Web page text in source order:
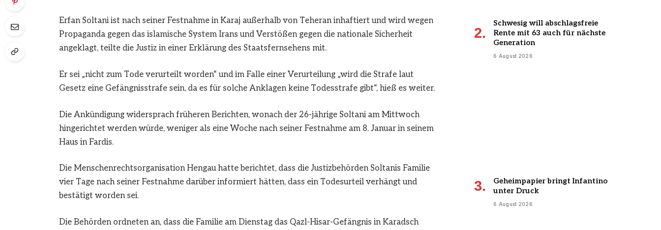
Erfan Soltani ist nach seiner Festnahme in Karaj außerhalb von Teheran inhaftiert und wird wegen
Propaganda gegen das islamische System Irans und Verstößen gegen die nationale Sicherheit
angeklagt, teilte die Justiz in einer Erklärung des Staatsfernsehens mit.
Er sei „nicht zum Tode verurteilt worden“ und im Falle einer Verurteilung „wird die Strafe laut
Gesetz eine Gefängnisstrafe sein, da es für solche Anklagen keine Todesstrafe gibt“, hieß es weiter.
Die Ankündigung widersprach früheren Berichten, wonach der 26-jährige Soltani am Mittwoch
hingerichtet werden würde, weniger als eine Woche nach seiner Festnahme am 8. Januar in seinem
Haus in Fardis.
Die Menschenrechtsorganisation Hengau hatte berichtet, dass die Justizbehörden Soltanis Familie
vier Tage nach seiner Festnahme darüber informiert hätten, dass ein Todesurteil verhängt und
bestätigt worden sei.
Die Behörden ordneten an, dass die Familie am Dienstag das Qazl-Hisar-Gefängnis in Karadsch
Schwesig will abschlagsfreie
Rente mit 63 auch für nächste
Generation
6 August 2026
Geheimpapier bringt Infantino
unter Druck
6 August 2026